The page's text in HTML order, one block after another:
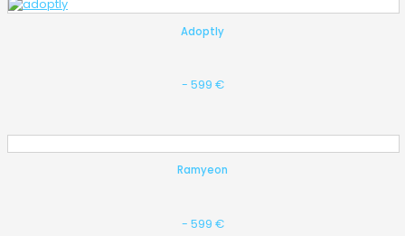
Adoptly
- 599 €
Ramyeon
- 599 €